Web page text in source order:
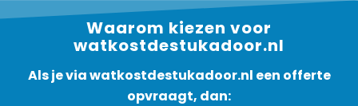
Waarom kiezen voor
watkostdestukadoor.nl
Als je via watkostdestukadoor.nl een offerte
opvraagt, dan: